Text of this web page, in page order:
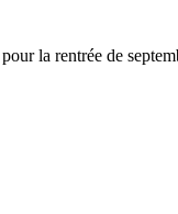
la rentrée de